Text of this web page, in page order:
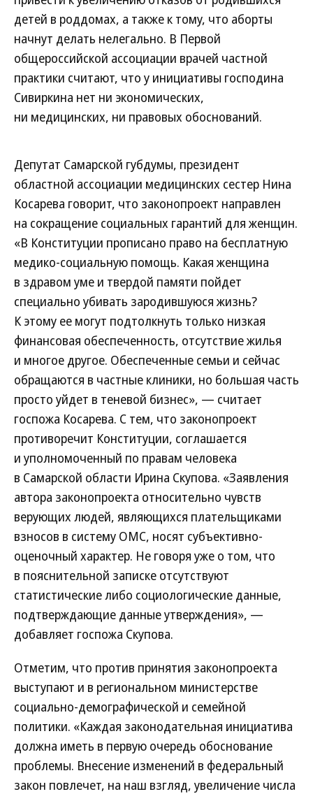
детей в роддомах, а также к тому, что аборты
начнут делать нелегально. В Первой
общероссийской ассоциации врачей частной
практики считают, что у инициативы господина
Сивиркина нет ни экономических,
ни медицинских, ни правовых обоснований.
Депутат Самарской губдумы, президент
областной ассоциации медицинских сестер Нина
Косарева говорит, что законопроект направлен
на сокращение социальных гарантий для женщин.
«В Конституции прописано право на бесплатную
медико-социальную помощь. Какая женщина
в здравом уме и твердой памяти пойдет
специально убивать зародившуюся жизнь?
К этому ее могут подтолкнуть только низкая
финансовая обеспеченность, отсутствие жилья
и многое другое. Обеспеченные семьи и сейчас
обращаются в частные клиники, но большая часть
просто уйдет в теневой бизнес», — считает
госпожа Косарева. С тем, что законопроект
противоречит Конституции, соглашается
и уполномоченный по правам человека
в Самарской области Ирина Скупова. «Заявления
автора законопроекта относительно чувств
верующих людей, являющихся плательщиками
взносов в систему ОМС, носят субъективно-
оценочный характер. Не говоря уже о том, что
в пояснительной записке отсутствуют
статистические либо социологические данные,
подтверждающие данные утверждения», —
добавляет госпожа Скупова.
Отметим, что против принятия законопроекта
выступают и в региональном министерстве
социально-демографической и семейной
политики. «Каждая законодательная инициатива
должна иметь в первую очередь обоснование
проблемы. Внесение изменений в федеральный
закон повлечет, на наш взгляд, увеличение числа